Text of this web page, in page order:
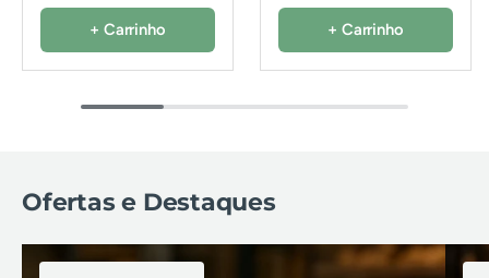
+ Carrinho + Carrinho
Ofertas e Destaques